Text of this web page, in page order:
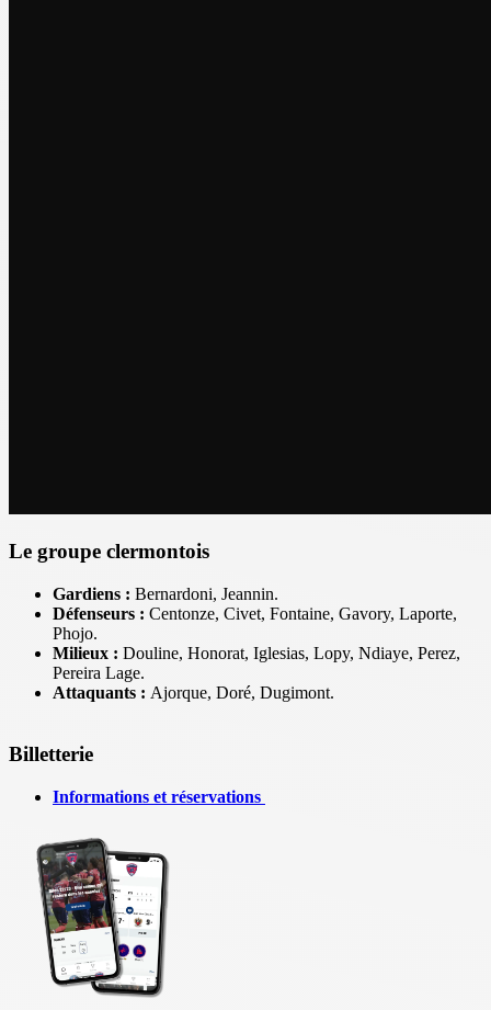
Le groupe clermontois
Gardiens : Bernardoni, Jeannin.
Défenseurs : Centonze, Civet, Fontaine, Gavory, Laporte,
Phojo.
Milieux : Douline, Honorat, Iglesias, Lopy, Ndiaye, Perez,
Pereira Lage.
Attaquants : Ajorque, Doré, Dugimont.
Billetterie
Informations et réservations